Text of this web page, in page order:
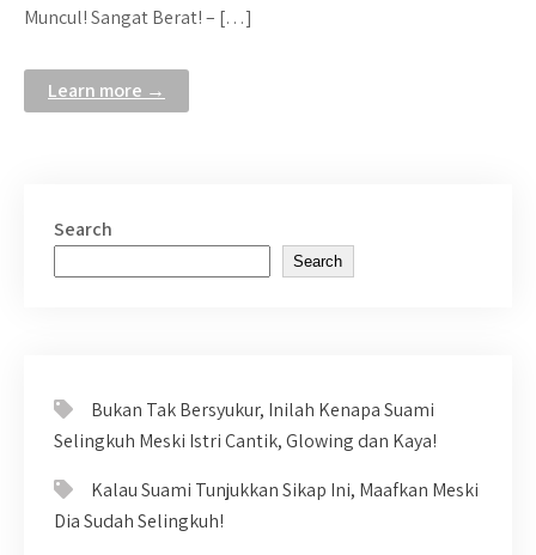
Muncul! Sangat Berat! – […]
Learn more →
Search
Search
Bukan Tak Bersyukur, Inilah Kenapa Suami
Selingkuh Meski Istri Cantik, Glowing dan Kaya!
Kalau Suami Tunjukkan Sikap Ini, Maafkan Meski
Dia Sudah Selingkuh!